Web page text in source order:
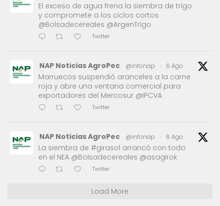
El exceso de agua frena la siembra de trigo
y compromete a los ciclos cortos
@Bolsadecereales @ArgenTrigo
Twitter
NAP Noticias AgroPec @infonap · 6 Ago
Marruecos suspendió aranceles a la carne
roja y abre una ventana comercial para
exportadores del Mercosur @IPCVA
Twitter
NAP Noticias AgroPec @infonap · 6 Ago
La siembra de #girasol arrancó con todo
en el NEA @Bolsadecereales @asagirok
Twitter
Load More